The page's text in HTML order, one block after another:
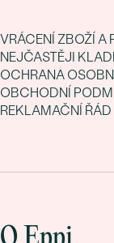
VRÁCENÍ ZBOŽÍ A
NEJČASTĚJI
OCHRANA
OBCHODNÍ
REKLAMAČNÍ ŘÁD